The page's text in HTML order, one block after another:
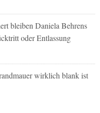
bleiben Daniela Behrens
oder Entlassung
wirklich blank ist